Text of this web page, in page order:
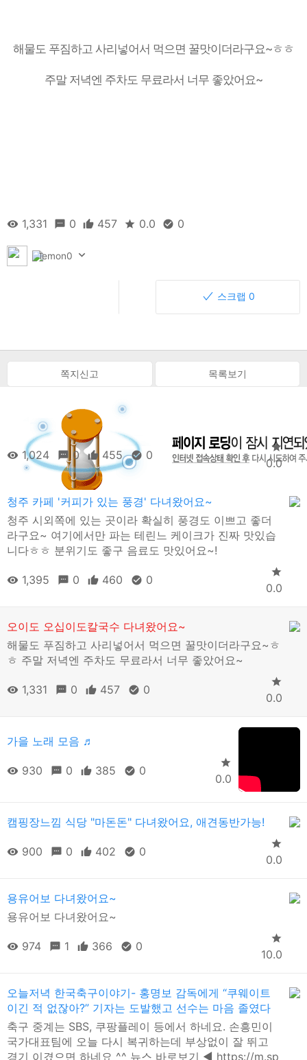
해물도 푸짐하고 사리넣어서 먹으면 꿀맛이더라구요~ㅎㅎ
주말 저녁엔 주차도 무료라서 너무 좋았어요~
1,331 0 457 0.0 0
lemon0
스크랩 0
쪽지신고 목록보기
마녀치킨 다녀왔어요~
평촌역에 있는 마녀치킨~~ 존맛 강추합니다 ㅎㅎ
1,024 0 455 0
0.0
청주 카페 '커피가 있는 풍경' 다녀왔어요~
청주 시외쪽에 있는 곳이라 확실히 풍경도 이쁘고 좋더
라구요~ 여기에서만 파는 테린느 케이크가 진짜 맛있습
니다ㅎㅎ 분위기도 좋구 음료도 맛있어요~!
1,395 0 460 0
0.0
오이도 오십이도칼국수 다녀왔어요~
해물도 푸짐하고 사리넣어서 먹으면 꿀맛이더라구요~ㅎ
ㅎ 주말 저녁엔 주차도 무료라서 너무 좋았어요~
1,331 0 457 0
0.0
가을 노래 모음 ♬
930 0 385 0
0.0
캠핑장느낌 식당 "마돈돈" 다녀왔어요, 애견동반가능!
900 0 402 0
0.0
용유어보 다녀왔어요~
용유어보 다녀왔어요~
974 1 366 0
10.0
오늘저녁 한국축구이야기- 홍명보 감독에게 “쿠웨이트
이긴 적 없잖아?” 기자는 도발했고 선수는 마음 졸였다
축구 중계는 SBS, 쿠팡플레이 등에서 하네요. 손흥민이
국가대표팀에 오늘 다시 복귀하는데 부상없이 잘 뛰고
경기 이겼으면 하네요 ^^ 뉴스 바로보기 ◀ https://m.sp